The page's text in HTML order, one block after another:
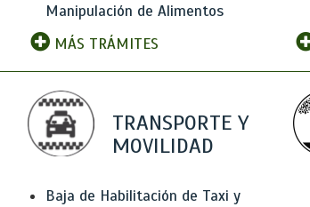
Manipulación de Alimentos
MÁS TRÁMITES
TRANSPORTE Y
MOVILIDAD
Baja de Habilitación de Taxi y